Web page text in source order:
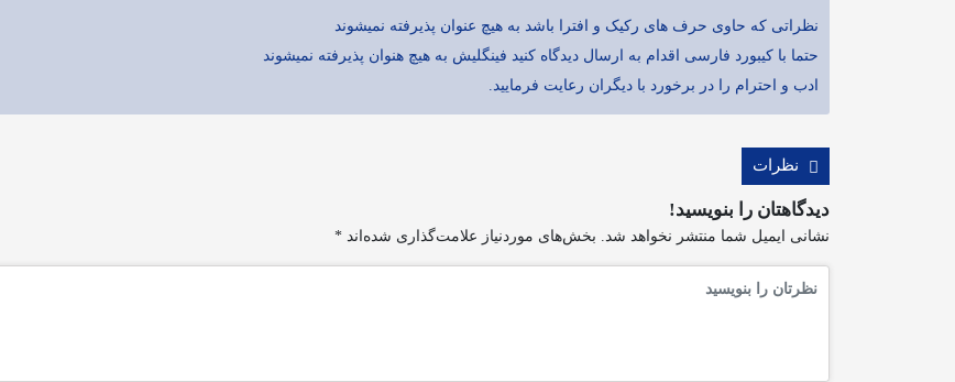
نظراتی که حاوی حرف های رکیک و افترا باشد به هیچ عنوان پذیرفته نمیشوند
حتما با کیبورد فارسی اقدام به ارسال دیدگاه کنید فینگلیش به هیچ هنوان پذیرفته نمیشوند
ادب و احترام را در برخورد با دیگران رعایت فرمایید.
نظرات
دیدگاهتان را بنویسید!
نشانی ایمیل شما منتشر نخواهد شد. بخش‌های موردنیاز علامت‌گذاری شده‌اند *